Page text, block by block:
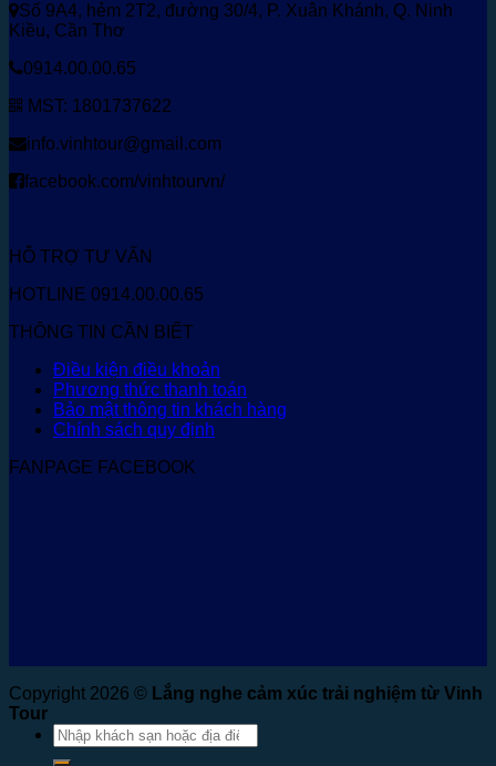
Số 9A4, hẻm 2T2, đường 30/4, P. Xuân Khánh, Q. Ninh
Kiều, Cần Thơ
0914.00.00.65
MST: 1801737622
info.vinhtour@gmail.com
facebook.com/vinhtourvn/
HỖ TRỢ TƯ VẤN
HOTLINE 0914.00.00.65
THÔNG TIN CẦN BIẾT
Điều kiện điều khoản
Phương thức thanh toán
Bảo mật thông tin khách hàng
Chính sách quy định
FANPAGE FACEBOOK
Copyright 2026 © Lắng nghe cảm xúc trải nghiệm từ Vinh
Tour
Tìm
kiếm: